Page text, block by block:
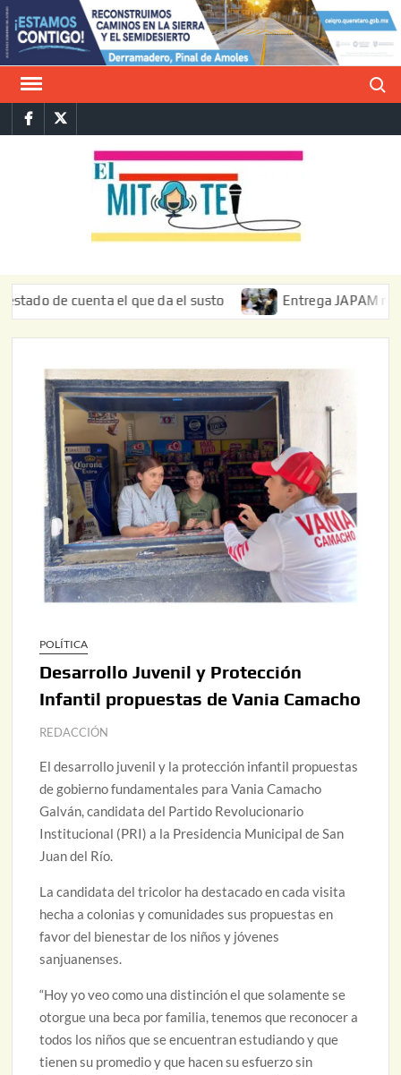
Saltar
al
contenido
FacebookTwitter
cuenta el que da el susto Entrega JAPAM
POLÍTICA
Desarrollo Juvenil y Protección
Infantil propuestas de Vania Camacho
REDACCIÓN
El desarrollo juvenil y la protección infantil propuestas
de gobierno fundamentales para Vania Camacho
Galván, candidata del Partido Revolucionario
Institucional (PRI) a la Presidencia Municipal de San
Juan del Río.
La candidata del tricolor ha destacado en cada visita
hecha a colonias y comunidades sus propuestas en
favor del bienestar de los niños y jóvenes
sanjuanenses.
“Hoy yo veo como una distinción el que solamente se
otorgue una beca por familia, tenemos que reconocer a
todos los niños que se encuentran estudiando y que
tienen su promedio y que hacen su esfuerzo sin